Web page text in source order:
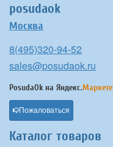
posudaok
Москва
8(495)320-94-52
sales@posudaok.ru
PosudaOk на Яндекс.Маркете
Пожаловаться
Каталог товаров